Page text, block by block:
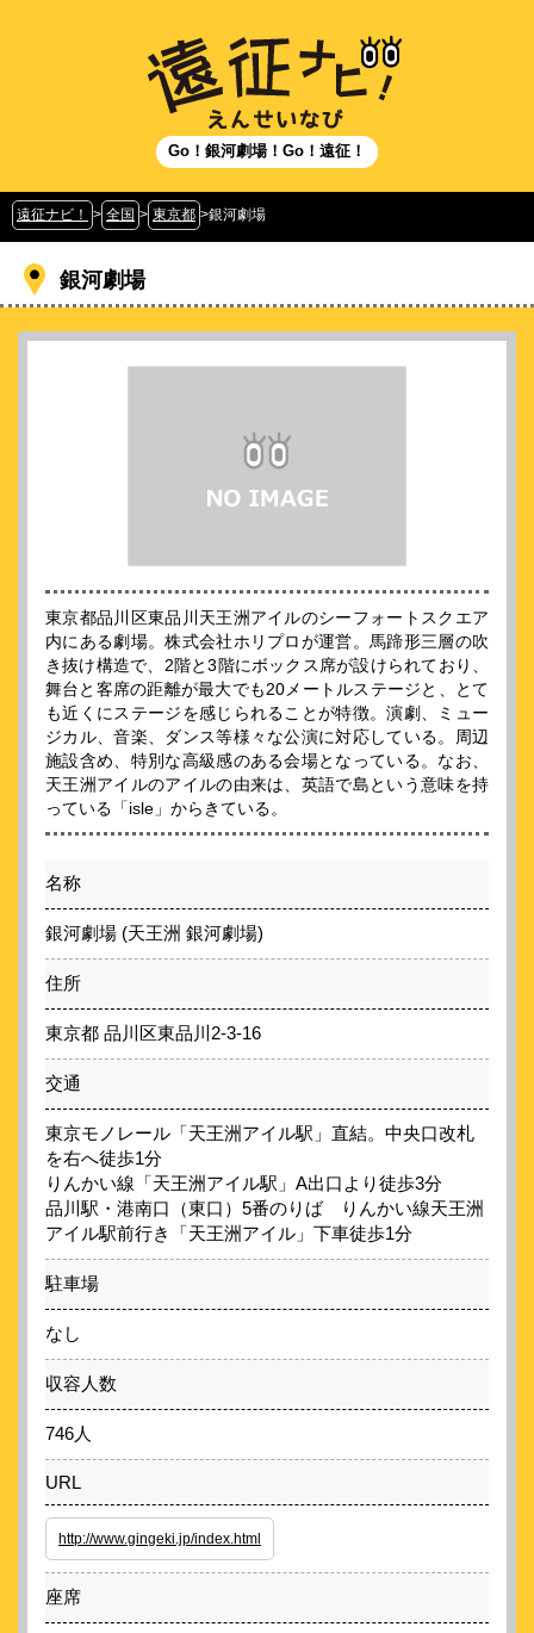
Go！銀河劇場！Go！遠征！
遠征ナビ！ > 全国 > 東京都 >銀河劇場
銀河劇場
東京都品川区東品川天王洲アイルのシーフォートスクエア
内にある劇場。株式会社ホリプロが運営。馬蹄形三層の吹
き抜け構造で、2階と3階にボックス席が設けられており、
舞台と客席の距離が最大でも20メートルステージと、とて
も近くにステージを感じられることが特徴。演劇、ミュー
ジカル、音楽、ダンス等様々な公演に対応している。周辺
施設含め、特別な高級感のある会場となっている。なお、
天王洲アイルのアイルの由来は、英語で島という意味を持
っている「isle」からきている。
名称
銀河劇場 (天王洲 銀河劇場)
住所
東京都 品川区東品川2-3-16
交通
東京モノレール「天王洲アイル駅」直結。中央口改札
を右へ徒歩1分
りんかい線「天王洲アイル駅」A出口より徒歩3分
品川駅・港南口（東口）5番のりば りんかい線天王洲
アイル駅前行き「天王洲アイル」下車徒歩1分
駐車場
なし
収容人数
746人
URL
http://www.gingeki.jp/index.html
座席